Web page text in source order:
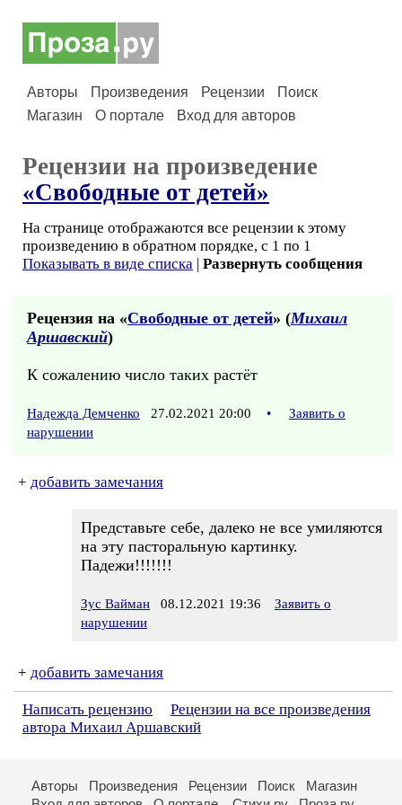
Авторы Произведения Рецензии
Поиск
Магазин
О портале Вход для авторов
Рецензии на произведение
«Свободные от детей»
На странице отображаются все рецензии к этому
произведению в обратном порядке, с 1 по 1
Показывать в виде списка | Развернуть сообщения
Рецензия на «Свободные от детей» (Михаил
Аршавский)
К сожалению число таких растёт
Надежда Демченко 27.02.2021 20:00 •
Заявить о
нарушении
+ добавить замечания
Представьте себе, далеко не все умиляются
на эту пасторальную картинку.
Падежи!!!!!!!
Зус Вайман 08.12.2021 19:36
Заявить о
нарушении
+ добавить замечания
Написать рецензию
Рецензии на все произведения
автора Михаил Аршавский
Авторы Произведения Рецензии Поиск
Магазин